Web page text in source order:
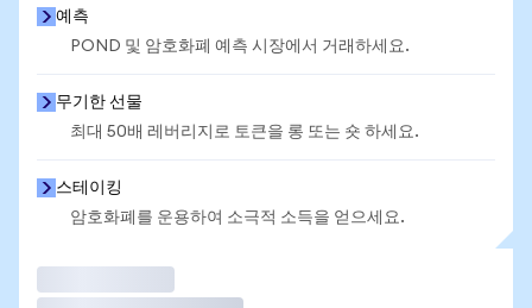
예측
POND 및 암호화폐 예측 시장에서 거래하세요.
무기한 선물
최대 50배 레버리지로 토큰을 롱 또는 숏 하세요.
스테이킹
암호화폐를 운용하여 소극적 소득을 얻으세요.